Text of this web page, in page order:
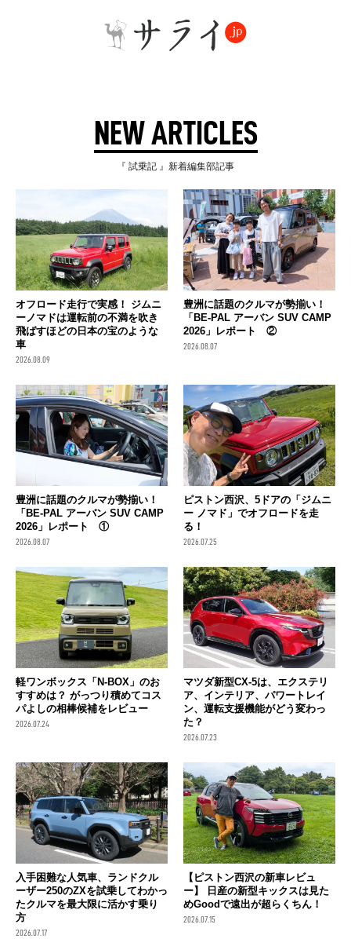
NEW ARTICLES
『 試乗記 』新着編集部記事
オフロード走行で実感！ ジムニ
ーノマドは運転前の不満を吹き
飛ばすほどの日本の宝のような
車
2026.08.09
豊洲に話題のクルマが勢揃い！
「BE-PAL アーバン SUV CAMP
2026」レポート ②
2026.08.07
豊洲に話題のクルマが勢揃い！
「BE-PAL アーバン SUV CAMP
2026」レポート ①
2026.08.07
ピストン西沢、5ドアの「ジムニ
ー ノマド」でオフロードを走
る！
2026.07.25
軽ワンボックス「N-BOX」のお
すすめは？ がっつり積めてコス
パよしの相棒候補をレビュー
2026.07.24
マツダ新型CX-5は、エクステリ
ア、インテリア、パワートレイ
ン、運転支援機能がどう変わっ
た？
2026.07.23
入手困難な人気車、ランドクル
ーザー250のZXを試乗してわかっ
たクルマを最大限に活かす乗り
方
2026.07.17
【ピストン西沢の新車レビュ
ー】 日産の新型キックスは見た
めGoodで遠出が超らくちん！
2026.07.15